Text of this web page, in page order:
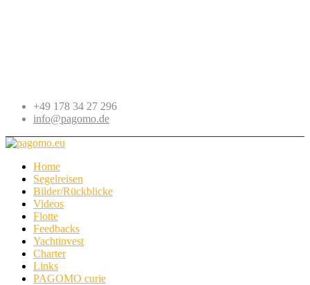
+49 178 34 27 296
info@pagomo.de
Home
Segelreisen
Bilder/Rückblicke
Videos
Flotte
Feedbacks
Yachtinvest
Charter
Links
PAGOMO curie